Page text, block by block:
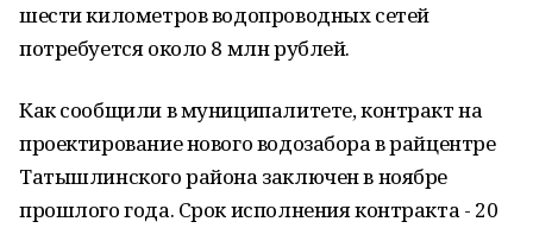
шести километров водопроводных сетей
потребуется около 8 млн рублей.
Как сообщили в муниципалитете, контракт на
проектирование нового водозабора в райцентре
Татышлинского района заключен в ноябре
прошлого года. Срок исполнения контракта - 20